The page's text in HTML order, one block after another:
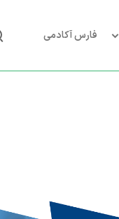
فارس آکادمی